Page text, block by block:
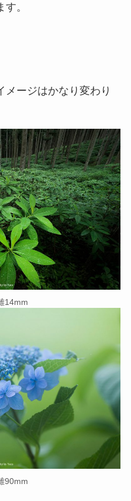
。
メージはかなり変わり
14mm
90mm